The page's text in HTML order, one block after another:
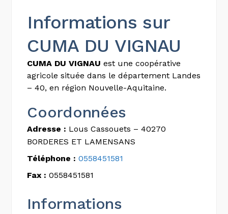
Informations sur
CUMA DU VIGNAU
CUMA DU VIGNAU est une coopérative
agricole située dans le département Landes
– 40, en région Nouvelle-Aquitaine.
Coordonnées
Adresse : Lous Cassouets – 40270
BORDERES ET LAMENSANS
Téléphone : 0558451581
Fax : 0558451581
Informations